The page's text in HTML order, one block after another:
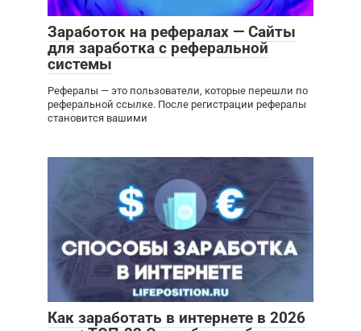
Заработок на рефералах — Сайты
для заработка с реферальной
системы
Рефералы — это пользователи, которые перешли по
реферальной ссылке. После регистрации рефералы
становится вашими
Как заработать в интернете в 2026